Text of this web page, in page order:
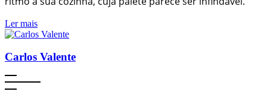
Ler mais
Carlos Valente